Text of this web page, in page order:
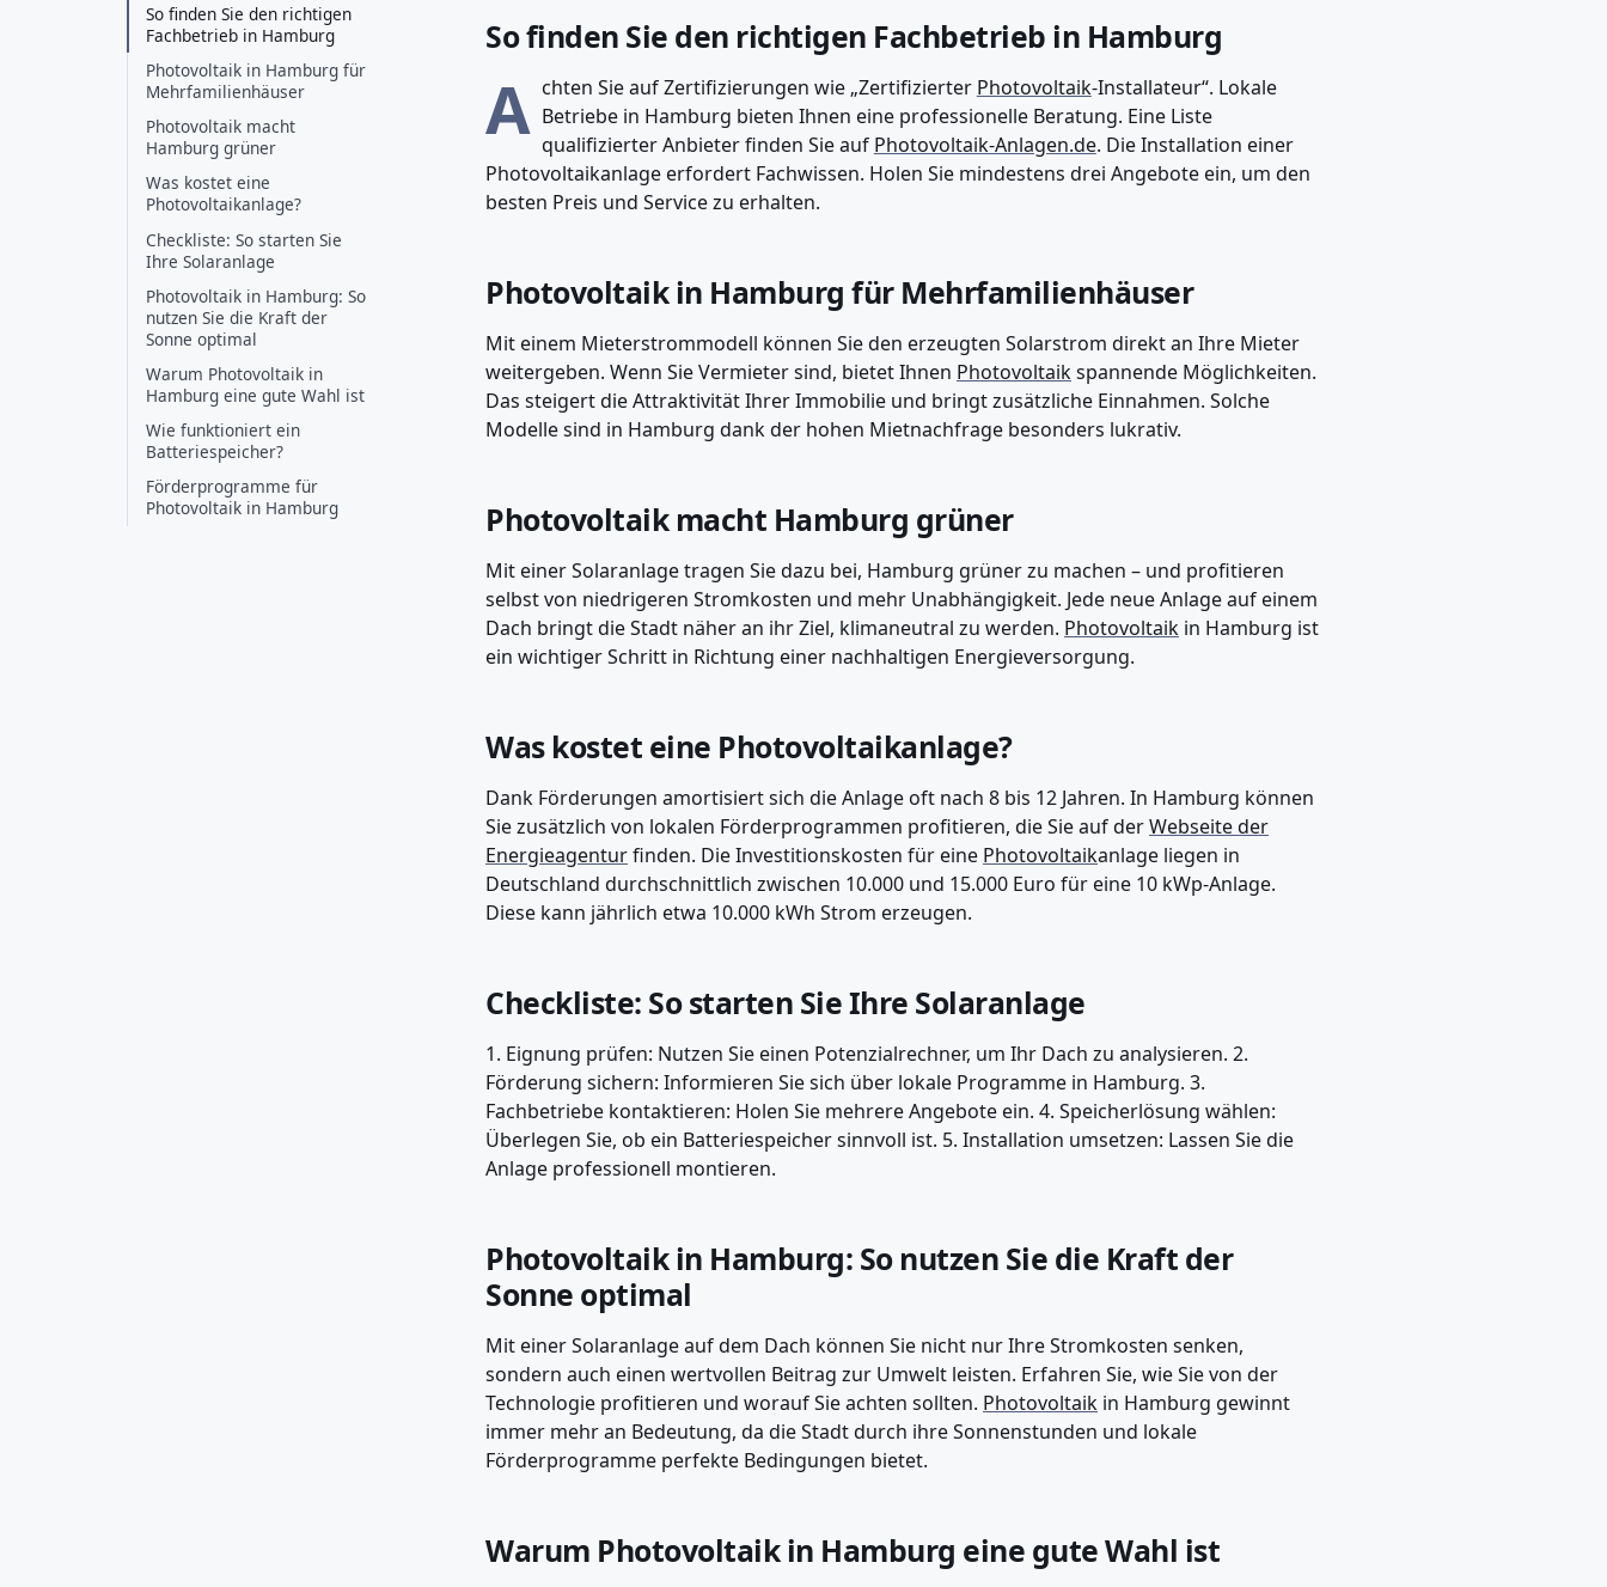
So finden Sie den richtigen
Fachbetrieb in Hamburg
Photovoltaik in Hamburg für
Mehrfamilienhäuser
Photovoltaik macht
Hamburg grüner
Was kostet eine
Photovoltaikanlage?
Checkliste: So starten Sie
Ihre Solaranlage
Photovoltaik in Hamburg: So
nutzen Sie die Kraft der
Sonne optimal
Warum Photovoltaik in
Hamburg eine gute Wahl ist
Wie funktioniert ein
Batteriespeicher?
Förderprogramme für
Photovoltaik in Hamburg
So finden Sie den richtigen Fachbetrieb in Hamburg
A chten Sie auf Zertifizierungen wie „Zertifizierter Photovoltaik-Installateur“. Lokale
Betriebe in Hamburg bieten Ihnen eine professionelle Beratung. Eine Liste
qualifizierter Anbieter finden Sie auf Photovoltaik-Anlagen.de. Die Installation einer
Photovoltaikanlage erfordert Fachwissen. Holen Sie mindestens drei Angebote ein, um den
besten Preis und Service zu erhalten.
Photovoltaik in Hamburg für Mehrfamilienhäuser
Mit einem Mieterstrommodell können Sie den erzeugten Solarstrom direkt an Ihre Mieter
weitergeben. Wenn Sie Vermieter sind, bietet Ihnen Photovoltaikspannende Möglichkeiten.
Das steigert die Attraktivität Ihrer Immobilie und bringt zusätzliche Einnahmen. Solche
Modelle sind in Hamburg dank der hohen Mietnachfrage besonders lukrativ.
Photovoltaik macht Hamburg grüner
Mit einer Solaranlage tragen Sie dazu bei, Hamburg grüner zu machen – und profitieren
selbst von niedrigeren Stromkosten und mehr Unabhängigkeit. Jede neue Anlage auf einem
Dach bringt die Stadt näher an ihr Ziel, klimaneutral zu werden. Photovoltaik in Hamburg ist
ein wichtiger Schritt in Richtung einer nachhaltigen Energieversorgung.
Was kostet eine Photovoltaikanlage?
Dank Förderungen amortisiert sich die Anlage oft nach 8 bis 12 Jahren. In Hamburg können
Sie zusätzlich von lokalen Förderprogrammen profitieren, die Sie auf derWebseite der
Energieagenturfinden. Die Investitionskosten für eine Photovoltaikanlage liegen in
Deutschland durchschnittlich zwischen 10.000 und 15.000 Euro für eine 10 kWp-Anlage.
Diese kann jährlich etwa 10.000 kWh Strom erzeugen.
Checkliste: So starten Sie Ihre Solaranlage
1. Eignung prüfen: Nutzen Sie einen Potenzialrechner, um Ihr Dach zu analysieren. 2.
Förderung sichern: Informieren Sie sich über lokale Programme in Hamburg. 3.
Fachbetriebe kontaktieren: Holen Sie mehrere Angebote ein. 4. Speicherlösung wählen:
Überlegen Sie, ob ein Batteriespeicher sinnvoll ist. 5. Installation umsetzen: Lassen Sie die
Anlage professionell montieren.
Photovoltaik in Hamburg: So nutzen Sie die Kraft der
Sonne optimal
Mit einer Solaranlage auf dem Dach können Sie nicht nur Ihre Stromkosten senken,
sondern auch einen wertvollen Beitrag zur Umwelt leisten. Erfahren Sie, wie Sie von der
Technologie profitieren und worauf Sie achten sollten. Photovoltaik in Hamburg gewinnt
immer mehr an Bedeutung, da die Stadt durch ihre Sonnenstunden und lokale
Förderprogramme perfekte Bedingungen bietet.
Warum Photovoltaik in Hamburg eine gute Wahl ist